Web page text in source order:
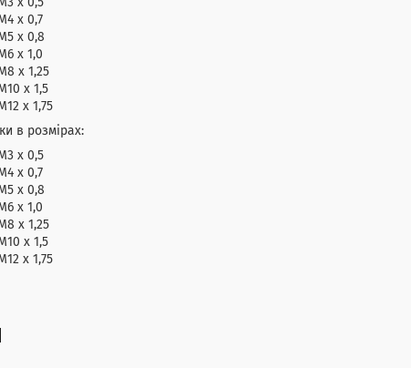
х 0,5
x 0,7
х 0,8
х 1,0
х 1,25
х 1,5
х 1,75
в розмірах:
х 0,5
x 0,7
х 0,8
х 1,0
х 1,25
х 1,5
х 1,75